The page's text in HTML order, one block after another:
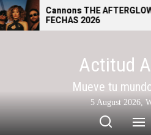
Skip
to
THE AFTERGLOW TOUR –
2026
Actitud
Mueve tu
5 August 2026,